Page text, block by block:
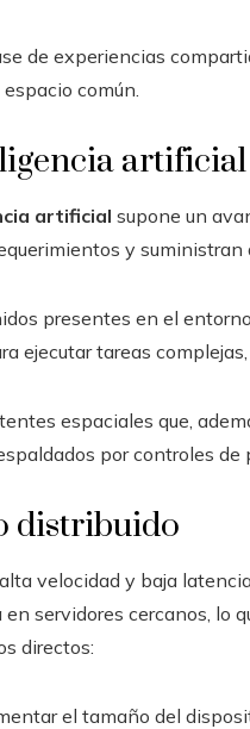
de experiencias
común.
artificial
artificial supone un
y
presentes en el
ejecutar tareas complejas,
espaciales que,
por controles de
distribuido
velocidad y baja
servidores cercanos, lo
directos:
el tamaño del